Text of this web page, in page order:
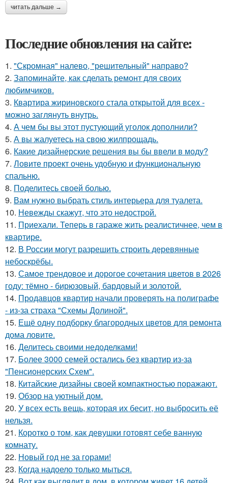
читать дальше →
Последние обновления на сайте:
1. "Скромная" налево, "решительный" направо?
2. Запоминайте, как сделать ремонт для своих
любимчиков.
3. Квартира жириновского стала открытой для всех -
можно заглянуть внутрь.
4. А чем бы вы этот пустующий уголок дополнили?
5. А вы жалуетесь на свою жилпрощадь.
6. Какие дизайнерские решения вы бы ввели в моду?
7. Ловите проект очень удобную и функциональную
спальню.
8. Поделитесь своей болью.
9. Вам нужно выбрать стиль интерьера для туалета.
10. Невежды скажут, что это недострой.
11. Приехали. Теперь в гараже жить реалистичнее, чем в
квартире.
12. В России могут разрешить строить деревянные
небоскрёбы.
13. Самое трендовое и дорогое сочетания цветов в 2026
году: тёмно - бирюзовый, бардовый и золотой.
14. Продавцов квартир начали проверять на полиграфе
- из-за страха "Схемы Долиной".
15. Ещё одну подборку благородных цветов для ремонта
дома ловите.
16. Делитесь своими недоделками!
17. Более 3000 семей остались без квартир из-за
"Пенсионерских Схем".
18. Китайские дизайны своей компактностью поражают.
19. Обзор на уютный дом.
20. У всех есть вещь, которая их бесит, но выбросить её
нельзя.
21. Коротко о том, как девушки готовят себе ванную
комнату.
22. Новый год не за горами!
23. Когда надоело только мыться.